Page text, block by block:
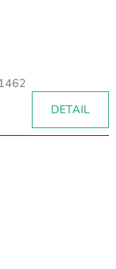
DETAIL